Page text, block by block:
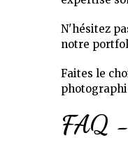
N'hésitez
notre
Faites le
FAQ